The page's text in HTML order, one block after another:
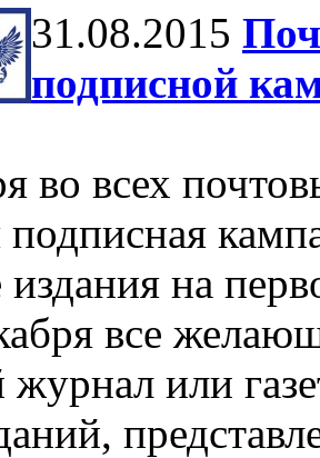
31.08.2015
подписной
во всех
подписная
издания на
все
или